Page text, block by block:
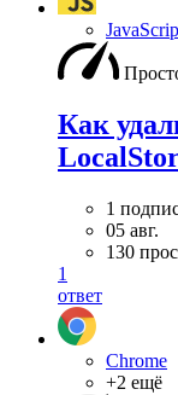
Как
1
05 авг.
130
1
ответ
Chrome
+2 ещё